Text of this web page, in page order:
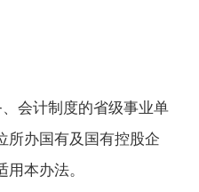
会计制度的省级事业单
所办国有及国有控股企
本办法。